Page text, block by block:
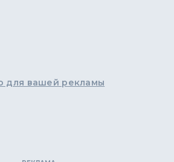
для вашей рекламы